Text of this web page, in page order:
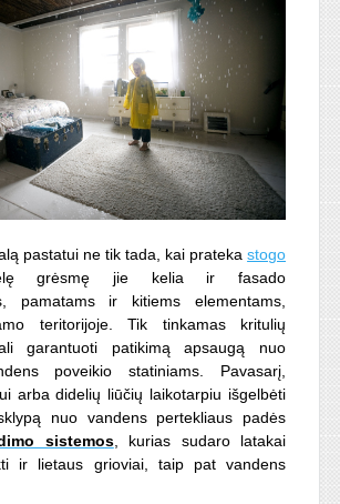
pastatui ne tik tada, kai pratekastogo
grėsmę jie kelia ir fasado
pamatams ir kitiems elementams,
teritorijoje. Tik tinkamas kritulių
garantuoti patikimą apsaugą nuo
poveikio statiniams. Pavasarį,
arba didelių liūčių laikotarpiu išgelbėti
nuo vandens pertekliaus padės
sistemos, kurias sudaro latakai
ir lietaus grioviai, taip patvandens